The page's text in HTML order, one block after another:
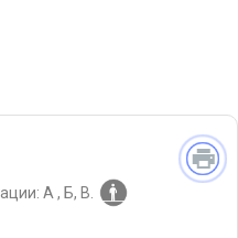
А , Б, В.